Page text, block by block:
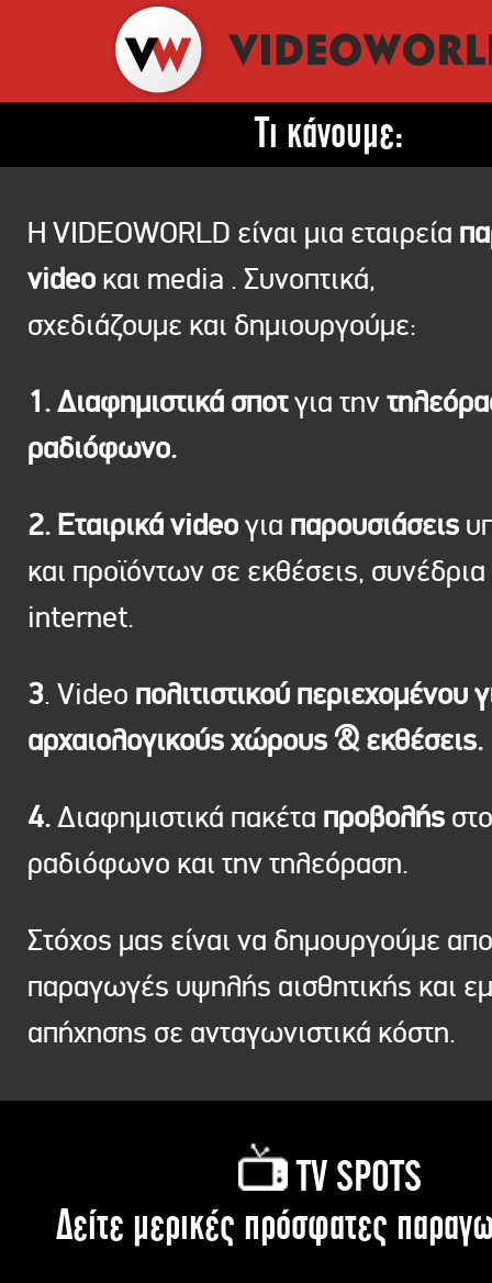
Τι κάνουμε:
Η VIDEOWORLD είναι μια εταιρεία
video και media . Συνοπτικά,
σχεδιάζουμε και δημιουργούμε:
1. Διαφημιστικά σποτγια την
ραδιόφωνο.
2. Εταιρικά videoγια παρουσιάσεις
και προϊόντων σε εκθέσεις, συνέδρια
internet.
3. Video πολιτιστικού περιεχομένου
αρχαιολογικούς χώρους & εκθέσεις.
4.Διαφημιστικά πακέτα προβολής στο
ραδιόφωνο και την τηλεόραση.
Στόχος μας είναι να δημουργούμε
παραγωγές υψηλής αισθητικής και
απήχησης σε ανταγωνιστικά κόστη.
TV SPOTS
Δείτε μερικές πρόσφατες